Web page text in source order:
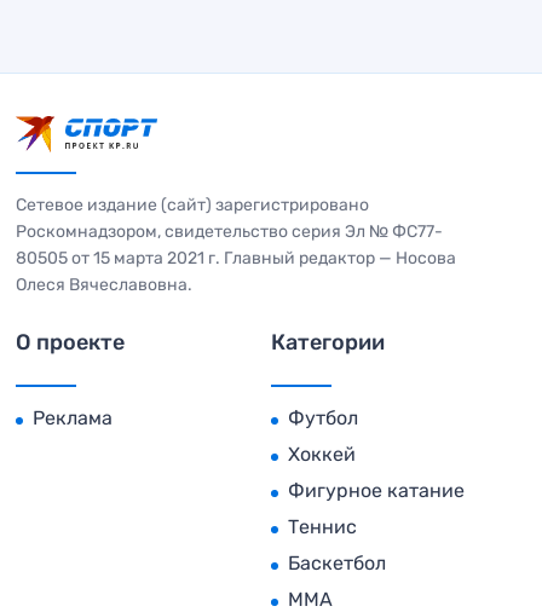
Сетевое издание (сайт) зарегистрировано
Роскомнадзором, свидетельство серия Эл № ФС77-
80505 от 15 марта 2021 г. Главный редактор — Носова
Олеся Вячеславовна.
О проекте
Реклама
Категории
Футбол
Хоккей
Фигурное катание
Теннис
Баскетбол
MMA